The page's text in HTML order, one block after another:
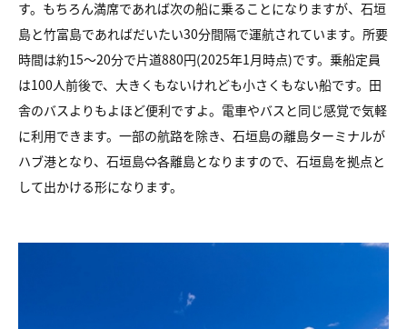
す。もちろん満席であれば次の船に乗ることになりますが、石垣
島と竹富島であればだいたい30分間隔で運航されています。所要
時間は約15～20分で片道880円(2025年1月時点)です。乗船定員
は100人前後で、大きくもないけれども小さくもない船です。田
舎のバスよりもよほど便利ですよ。電車やバスと同じ感覚で気軽
に利用できます。一部の航路を除き、石垣島の離島ターミナルが
ハブ港となり、石垣島⇔各離島となりますので、石垣島を拠点と
して出かける形になります。